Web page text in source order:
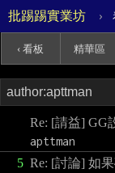
批踢踢實業坊 ›
‹ 看板 精華區
Re: [請益] GG
apttman
5 Re: [討論] 如